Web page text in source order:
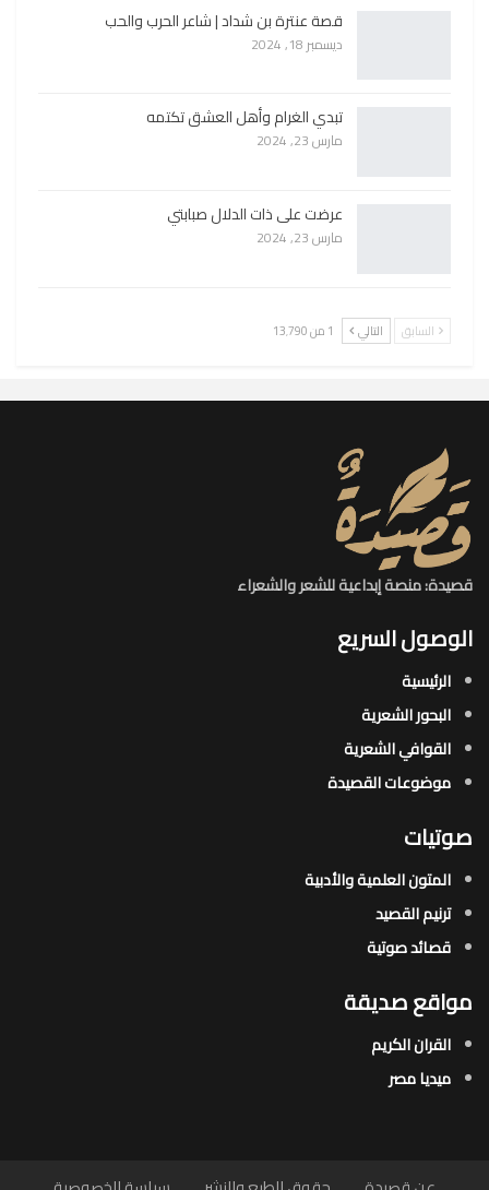
قصة عنترة بن شداد | شاعر الحرب والحب
ديسمبر 18, 2024
تبدي الغرام وأهل العشق تكتمه
مارس 23, 2024
عرضت على ذات الدلال صبابتي
مارس 23, 2024
السابق التالي 1 من 13٬790
قصيدة: منصة إبداعية للشعر والشعراء
الوصول السريع
الرئيسية
البحور الشعرية​
القوافي الشعرية​
موضوعات القصيدة​
صوتيات
المتون العلمية والأدبية
ترنيم القصيد
قصائد صوتية
مواقع صديقة
القران الكريم
ميديا مصر